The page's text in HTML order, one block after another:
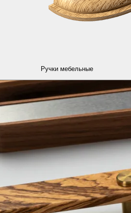
Ручки мебельные